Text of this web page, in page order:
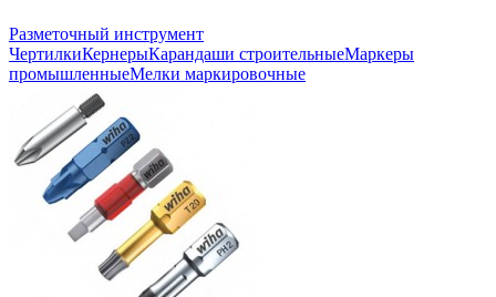
Разметочный инструмент
ЧертилкиКернерыКарандаши строительныеМаркеры
промышленныеМелки маркировочные